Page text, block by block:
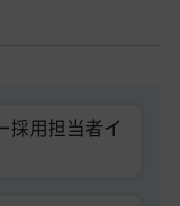
採用担当者イ